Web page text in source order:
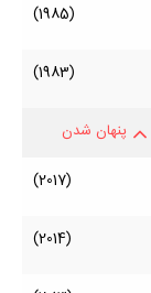
(1985)
(1983)
پنهان شدن
(2017)
(2014)